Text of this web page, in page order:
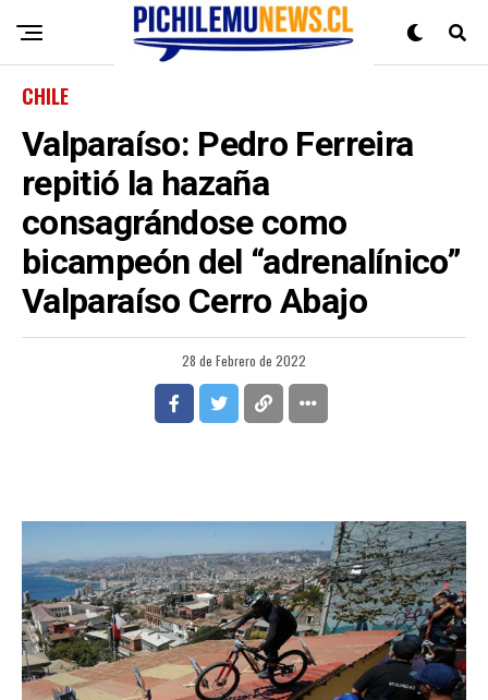
CHILE
Valparaíso: Pedro Ferreira
repitió la hazaña
consagrándose como
bicampeón del “adrenalínico”
Valparaíso Cerro Abajo
28 de Febrero de 2022